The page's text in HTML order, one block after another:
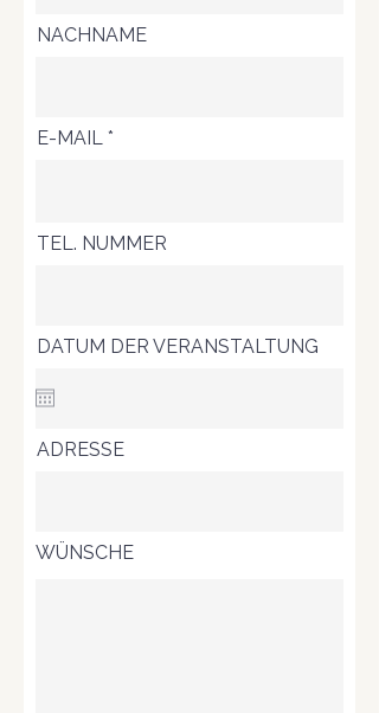
NACHNAME
E-MAIL
TEL. NUMMER
DATUM DER VERANSTALTUNG
ADRESSE
WÜNSCHE